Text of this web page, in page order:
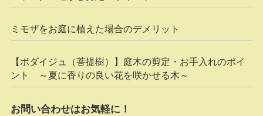
ミモザをお庭に植えた場合のデメリット
【ボダイジュ（菩提樹）】庭木の剪定・お手入れのポイ
ント ～夏に香りの良い花を咲かせる木～
お問い合わせはお気軽に！